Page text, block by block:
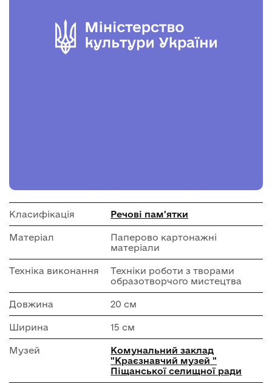
Класифікація Речові пам'ятки
Матеріал
Паперово картонажні
матеріали
Техніка виконання
Техніки роботи з творами
образотворчого мистецтва
Довжина 20 см
Ширина 15 см
Музей
Комунальний заклад
"Краєзнавчий музей "
Піщанської селищної ради